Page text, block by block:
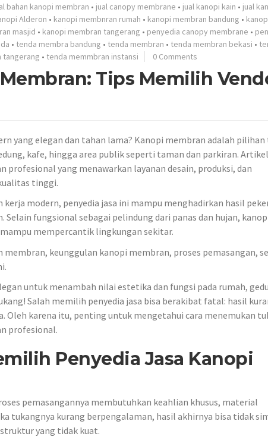
bahan kanopi membran • jual canopy membrane • jual kanopi kain • jual
Alderon • kanopi membnran rumah • kanopi membran bandung •
masjid • kanopi membran tangerang • penyedia canopy membrane •
• tenda membra bandung • tenda membran • tenda membran bekasi •
tangerang • tenda memmbran instansi 0 Comments
Tips Memilih
yang elegan dan tahan lama? Kanopi membran adalah
kafe, hingga area publik seperti taman dan parkiran.
yang menawarkan layanan desain, produksi, dan
tinggi.
modern, penyedia jasa ini mampu menghadirkan hasil
Selain fungsional sebagai pelindung dari panas dan hujan,
mempercantik lingkungan sekitar.
keunggulan kanopi membran, proses pemasangan,
untuk menambah nilai estetika dan fungsi pada rumah,
Salah memilih penyedia jasa bisa berakibat fatal: hasil
Oleh karena itu, penting untuk mengetahui cara menemukan
profesional.
Penyedia Jasa Kanopi
pemasangannya membutuhkan keahlian khusus, material
tukangnya kurang berpengalaman, hasil akhirnya bisa tidak
yang tidak kuat.